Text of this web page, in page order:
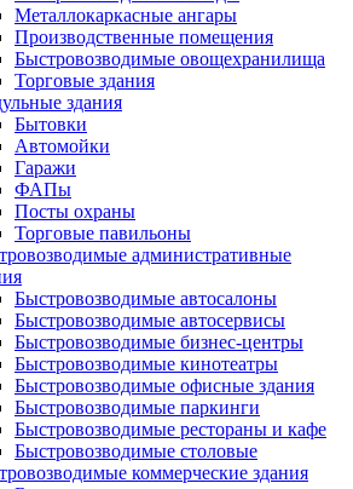
Металлокаркасные ангары
Производственные помещения
Быстровозводимые овощехранилища
Торговые здания
здания
Бытовки
Автомойки
Гаражи
ФАПы
Посты охраны
Торговые павильоны
административные
Быстровозводимые автосалоны
Быстровозводимые автосервисы
Быстровозводимые бизнес-центры
Быстровозводимые кинотеатры
Быстровозводимые офисные здания
Быстровозводимые паркинги
Быстровозводимые рестораны и кафе
Быстровозводимые столовые
коммерческие здания